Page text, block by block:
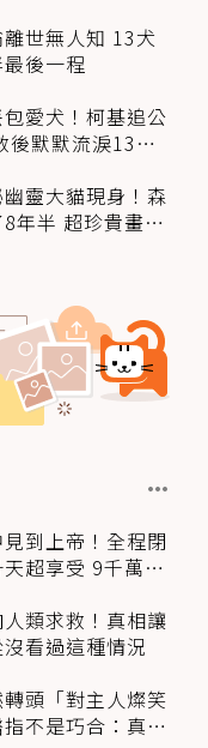
世無人知 13犬
後一程
愛犬！柯基追公
後默默流淚13萬
靈大貓現身！森
年半 超珍貴畫面
到上帝！全程閉
超享受 9千萬人
類求救！真相讓
看過這種情況
頭「對主人燦笑
不是巧合：真相